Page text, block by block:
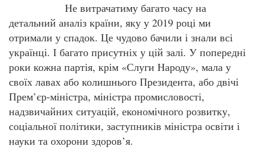
Не витрачатиму багато часу на
детальний аналіз країни, яку у 2019 році ми
отримали у спадок. Це чудово бачили і знали всі
українці. І багато присутніх у цій залі. У попередні
роки кожна партія, крім «Слуги Народу», мала у
своїх лавах або колишнього Президента, або двічі
Прем’єр-міністра, міністра промисловості,
надзвичайних ситуацій, економічного розвитку,
соціальної політики, заступників міністра освіти і
науки та охорони здоров’я.